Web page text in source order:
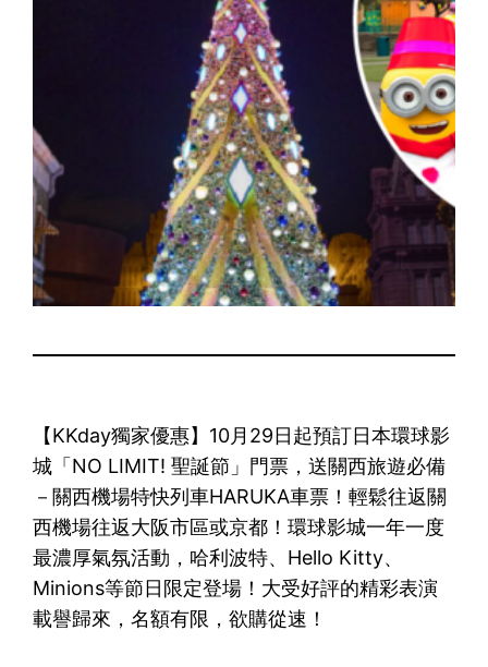
【KKday獨家優惠】10月29日起預訂日本環球影
城「NO LIMIT! 聖誕節」門票，送關西旅遊必備
－關西機場特快列車HARUKA車票！輕鬆往返關
西機場往返大阪市區或京都！環球影城一年一度
最濃厚氣氛活動，哈利波特、Hello Kitty、
Minions等節日限定登場！大受好評的精彩表演
載譽歸來，名額有限，欲購從速！